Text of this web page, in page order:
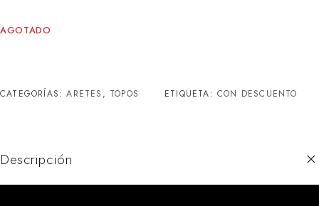
AGOTADO
CATEGORÍAS:ARETES , TOPOS ETIQUETA:CON DESCUENTO
Descripción